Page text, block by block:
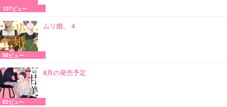
107ビュー
ムリ婚。 4
98ビュー
8月の発売予定
82ビュー